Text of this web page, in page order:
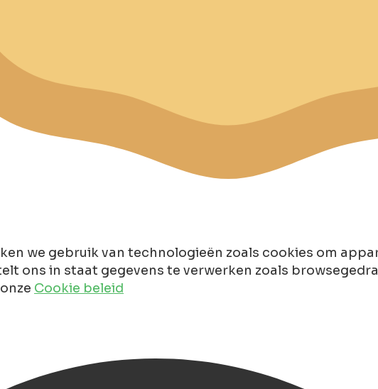
we gebruik van technologieën zoals cookies om
ons in staat gegevens te verwerken zoals
Cookie beleid